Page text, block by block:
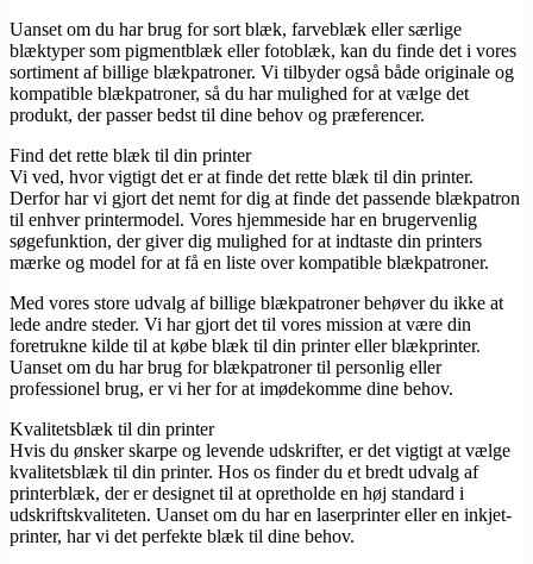
Uanset om du har brug for sort blæk, farveblæk eller særlige
blæktyper som pigmentblæk eller fotoblæk, kan du finde det i vores
sortiment af billige blækpatroner. Vi tilbyder også både originale og
kompatible blækpatroner, så du har mulighed for at vælge det
produkt, der passer bedst til dine behov og præferencer.
Find det rette blæk til din printer
Vi ved, hvor vigtigt det er at finde det rette blæk til din printer.
Derfor har vi gjort det nemt for dig at finde det passende blækpatron
til enhver printermodel. Vores hjemmeside har en brugervenlig
søgefunktion, der giver dig mulighed for at indtaste din printers
mærke og model for at få en liste over kompatible blækpatroner.
Med vores store udvalg af billige blækpatroner behøver du ikke at
lede andre steder. Vi har gjort det til vores mission at være din
foretrukne kilde til at købe blæk til din printer eller blækprinter.
Uanset om du har brug for blækpatroner til personlig eller
professionel brug, er vi her for at imødekomme dine behov.
Kvalitetsblæk til din printer
Hvis du ønsker skarpe og levende udskrifter, er det vigtigt at vælge
kvalitetsblæk til din printer. Hos os finder du et bredt udvalg af
printerblæk, der er designet til at opretholde en høj standard i
udskriftskvaliteten. Uanset om du har en laserprinter eller en inkjet-
printer, har vi det perfekte blæk til dine behov.